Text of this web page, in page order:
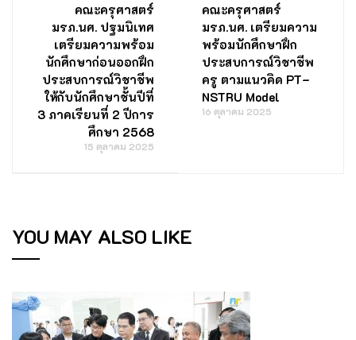
คณะครุศาสตร์
มรภ.นศ. ปฐมนิเทศ
เตรียมความพร้อม
นักศึกษาก่อนออกฝึก
ประสบการณ์วิชาชีพ
ให้กับนักศึกษาชั้นปีที่
3 ภาคเรียนที่ 2 ปีการ
ศึกษา 2568
15 ตุลาคม 2025
คณะครุศาสตร์
มรภ.นศ. เตรียมความ
พร้อมนักศึกษาฝึก
ประสบการณ์วิชาชีพ
ครู ตามแนวคิด PT–
NSTRU Model
16 ตุลาคม 2025
YOU MAY ALSO LIKE